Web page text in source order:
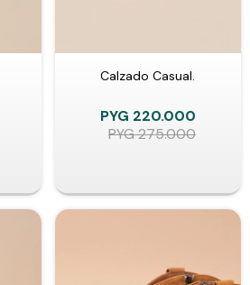
Calzado Casual.
PYG 220.000
PYG275.000